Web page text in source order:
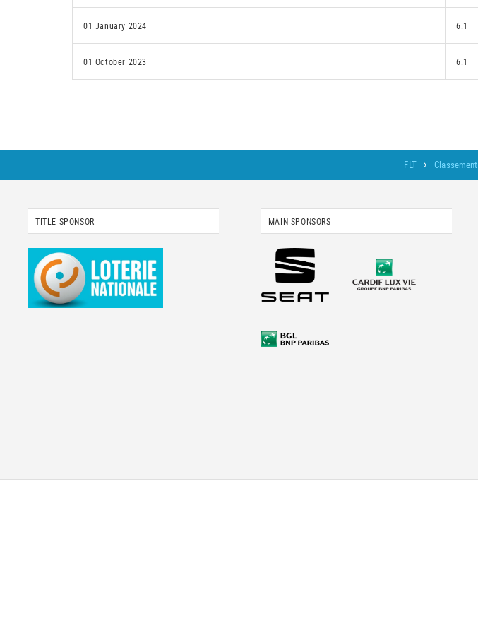
01 January 2024 6.1
01 October 2023 6.1
FLT Classement
TITLE SPONSOR MAIN SPONSORS